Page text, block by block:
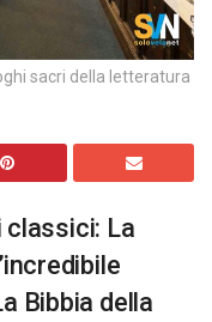
sacri della letteratura
classici: La
Bibbia della